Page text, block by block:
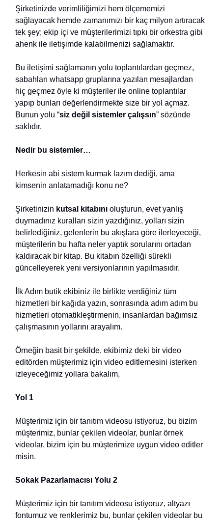
Şirketinizde verimliliğimizi hem ölçememizi
sağlayacak hemde zamanımızı bir kaç milyon artıracak
tek şey; ekip içi ve müşterilerimizi tıpkı bir orkestra gibi
ahenk ile iletişimde kalabilmenizi sağlamaktır.
Bu iletişimi sağlamanın yolu toplantılardan geçmez,
sabahları whatsapp gruplarına yazılan mesajlardan
hiç geçmez öyle ki müşteriler ile online toplantılar
yapıp bunları değerlendirmekte size bir yol açmaz.
Bunun yolu “siz değil sistemler çalışsın” sözünde
saklıdır.
Nedir bu sistemler…
Herkesin abi sistem kurmak lazım dediği, ama
kimsenin anlatamadığı konu ne?
Şirketinizin kutsal kitabını oluşturun, evet yanlış
duymadınız kuralları sizin yazdığınız, yolları sizin
belirlediğiniz, gelenlerin bu akışlara göre ilerleyeceği,
müşterilerin bu hafta neler yaptık sorularını ortadan
kaldıracak bir kitap. Bu kitabın özelliği sürekli
güncelleyerek yeni versiyonlarının yapılmasıdır.
İlk Adım butik ekibiniz ile birlikte verdiğiniz tüm
hizmetleri bir kağıda yazın, sonrasında adım adım bu
hizmetleri otomatikleştirmenin, insanlardan bağımsız
çalışmasının yollarını arayalım.
Örneğin basit bir şekilde, ekibimiz deki bir video
editörden müşterimiz için video editlemesini isterken
izleyeceğimiz yollara bakalım,
Yol 1
Müşterimiz için bir tanıtım videosu istiyoruz, bu bizim
müşterimiz, bunlar çekilen videolar, bunlar örnek
videolar, bizim için bu müşterimize uygun video editler
misin.
Sokak Pazarlamacısı Yolu 2
Müşterimiz için bir tanıtım videosu istiyoruz, altyazı
fontumuz ve renklerimiz bu, bunlar çekilen videolar bu